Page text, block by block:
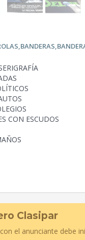
CON ESCUDOS
Clasipar
el anunciante debe